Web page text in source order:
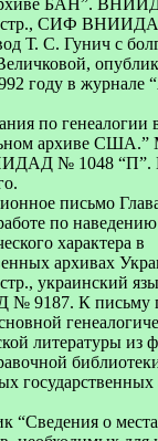
стр., CИФ
Т. С. Гунич с
году в журнале
по генеалогии
архиве США.”
№ 1048 “П”.
письмо
по наведению
характера в
архивах
стр., украинский
9187. К письму
литературы из
государственных
“Сведения о